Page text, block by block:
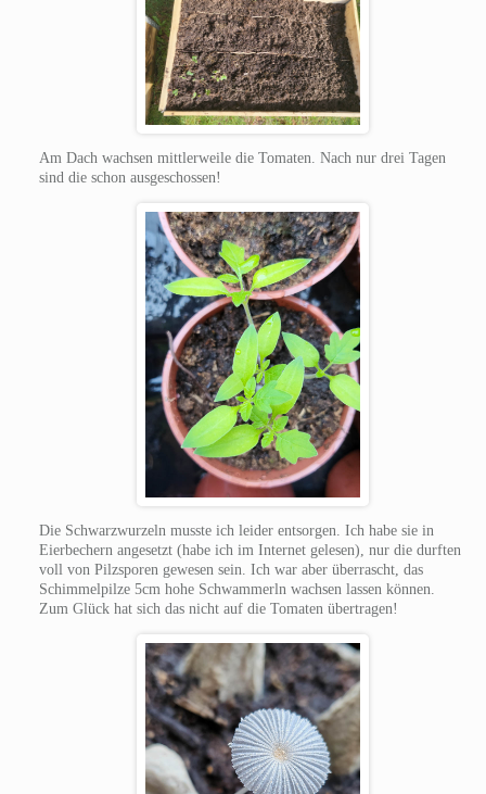
Am Dach wachsen mittlerweile die Tomaten. Nach nur drei Tagen
sind die schon ausgeschossen!
Die Schwarzwurzeln musste ich leider entsorgen. Ich habe sie in
Eierbechern angesetzt (habe ich im Internet gelesen), nur die durften
voll von Pilzsporen gewesen sein. Ich war aber überrascht, das
Schimmelpilze 5cm hohe Schwammerln wachsen lassen können.
Zum Glück hat sich das nicht auf die Tomaten übertragen!